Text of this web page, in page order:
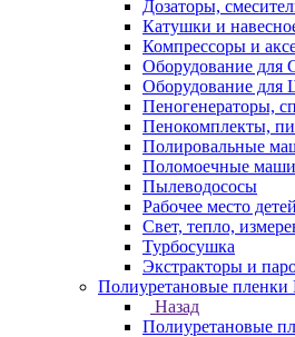
Дозаторы,
Катушки и
Компрессоры и
Оборудование для
Оборудование для
Пеногенераторы,
Пенокомплекты,
Полировальные
Поломоечные
Пылеводососы
Рабочее место
Свет, тепло,
Турбосушка
Экстракторы и
Полиуретановые пленки
Назад
Полиуретановые